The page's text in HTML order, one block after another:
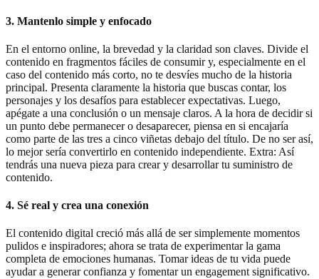
3. Mantenlo simple y enfocado
En el entorno online, la brevedad y la claridad son claves. Divide el
contenido en fragmentos fáciles de consumir y, especialmente en el
caso del contenido más corto, no te desvíes mucho de la historia
principal. Presenta claramente la historia que buscas contar, los
personajes y los desafíos para establecer expectativas. Luego,
apégate a una conclusión o un mensaje claros. A la hora de decidir si
un punto debe permanecer o desaparecer, piensa en si encajaría
como parte de las tres a cinco viñetas debajo del título. De no ser así,
lo mejor sería convertirlo en contenido independiente. Extra: Así
tendrás una nueva pieza para crear y desarrollar tu suministro de
contenido.
4. Sé real y crea una conexión
El contenido digital creció más allá de ser simplemente momentos
pulidos e inspiradores; ahora se trata de experimentar la gama
completa de emociones humanas. Tomar ideas de tu vida puede
ayudar a generar confianza y fomentar un engagement significativo.